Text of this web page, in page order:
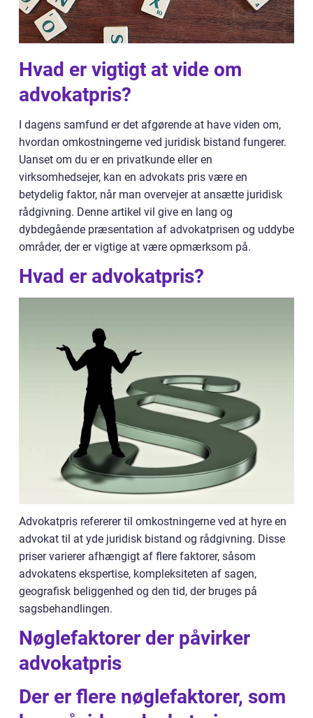
Hvad er vigtigt at vide om
advokatpris?
I dagens samfund er det afgørende at have viden om,
hvordan omkostningerne ved juridisk bistand fungerer.
Uanset om du er en privatkunde eller en
virksomhedsejer, kan en advokats pris være en
betydelig faktor, når man overvejer at ansætte juridisk
rådgivning. Denne artikel vil give en lang og
dybdegående præsentation af advokatprisen og uddybe
områder, der er vigtige at være opmærksom på.
Hvad er advokatpris?
Advokatpris refererer til omkostningerne ved at hyre en
advokat til at yde juridisk bistand og rådgivning. Disse
priser varierer afhængigt af flere faktorer, såsom
advokatens ekspertise, kompleksiteten af sagen,
geografisk beliggenhed og den tid, der bruges på
sagsbehandlingen.
Nøglefaktorer der påvirker
advokatpris
Der er flere nøglefaktorer, som